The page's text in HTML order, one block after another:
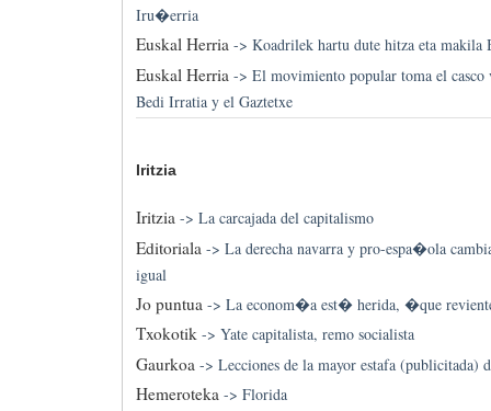
Iru�erria
Euskal Herria-> Koadrilek hartu dute hitza eta makila
Euskal Herria -> El movimiento popular toma el casco
Bedi Irratia y el Gaztetxe
Iritzia
Iritzia-> La carcajada del capitalismo
Editoriala -> La derecha navarra y pro-espa�ola
igual
Jo puntua-> La econom�a est� herida, �que
Txokotik-> Yate capitalista, remo socialista
Gaurkoa-> Lecciones de la mayor estafa (publicitada)
Hemeroteka-> Florida